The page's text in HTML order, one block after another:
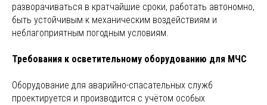
разворачиваться в кратчайшие сроки, работать автономно,
быть устойчивым к механическим воздействиям и
неблагоприятным погодным условиям.
Требования к осветительному оборудованию для МЧС
Оборудование для аварийно-спасательных служб
проектируется и производится с учётом особых